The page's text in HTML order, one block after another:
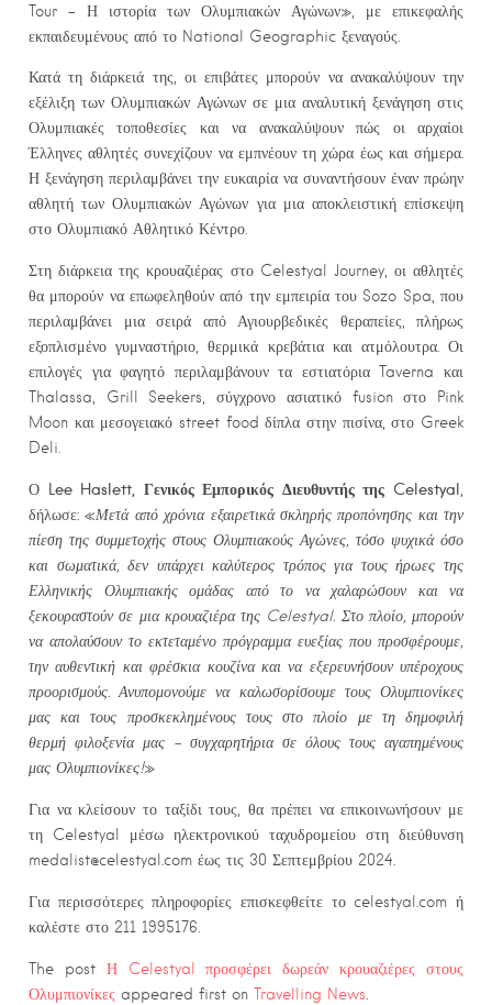
Tour – Η ιστορία των Ολυμπιακών Αγώνων», με επικεφαλής
εκπαιδευμένους από το National Geographic ξεναγούς.
Κατά τη διάρκειά της, οι επιβάτες μπορούν να ανακαλύψουν την
εξέλιξη των Ολυμπιακών Αγώνων σε μια αναλυτική ξενάγηση στις
Ολυμπιακές τοποθεσίες και να ανακαλύψουν πώς οι αρχαίοι
Έλληνες αθλητές συνεχίζουν να εμπνέουν τη χώρα έως και σήμερα.
Η ξενάγηση περιλαμβάνει την ευκαιρία να συναντήσουν έναν πρώην
αθλητή των Ολυμπιακών Αγώνων για μια αποκλειστική επίσκεψη
στο Ολυμπιακό Αθλητικό Κέντρο.
Στη διάρκεια της κρουαζιέρας στο Celestyal Journey, οι αθλητές
θα μπορούν να επωφεληθούν από την εμπειρία του Sozo Spa, που
περιλαμβάνει μια σειρά από Αγιουρβεδικές θεραπείες, πλήρως
εξοπλισμένο γυμναστήριο, θερμικά κρεβάτια και ατμόλουτρα. Οι
επιλογές για φαγητό περιλαμβάνουν τα εστιατόρια Taverna και
Thalassa, Grill Seekers, σύγχρονο ασιατικό fusion στο Pink
Moon και μεσογειακό street food δίπλα στην πισίνα, στο Greek
Deli.
Ο Lee Haslett, Γενικός Εμπορικός Διευθυντής της Celestyal,
δήλωσε: «Μετά από χρόνια εξαιρετικά σκληρής προπόνησης και την
πίεση της συμμετοχής στους Ολυμπιακούς Αγώνες, τόσο ψυχικά όσο
και σωματικά, δεν υπάρχει καλύτερος τρόπος για τους ήρωες της
Ελληνικής Ολυμπιακής ομάδας από το να χαλαρώσουν και να
ξεκουραστούν σε μια κρουαζιέρα της Celestyal. Στο πλοίο, μπορούν
να απολαύσουν το εκτεταμένο πρόγραμμα ευεξίας που προσφέρουμε,
την αυθεντική και φρέσκια κουζίνα και να εξερευνήσουν υπέροχους
προορισμούς. Ανυπομονούμε να καλωσορίσουμε τους Ολυμπιονίκες
μας και τους προσκεκλημένους τους στο πλοίο με τη δημοφιλή
θερμή φιλοξενία μας – συγχαρητήρια σε όλους τους αγαπημένους
μας Ολυμπιονίκες!»
Για να κλείσουν το ταξίδι τους, θα πρέπει να επικοινωνήσουν με
τη Celestyal μέσω ηλεκτρονικού ταχυδρομείου στη διεύθυνση
medalist@celestyal.com έως τις 30 Σεπτεμβρίου 2024.
Για περισσότερες πληροφορίες επισκεφθείτε το celestyal.com ή
καλέστε στο 211 1995176.
The post Η Celestyal προσφέρει δωρεάν κρουαζιέρες στους
Ολυμπιονίκες appeared first on Travelling News